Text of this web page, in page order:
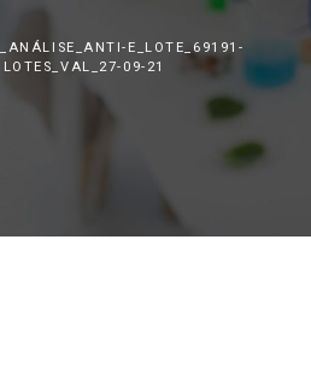
E_LOTE_69191-
09-21